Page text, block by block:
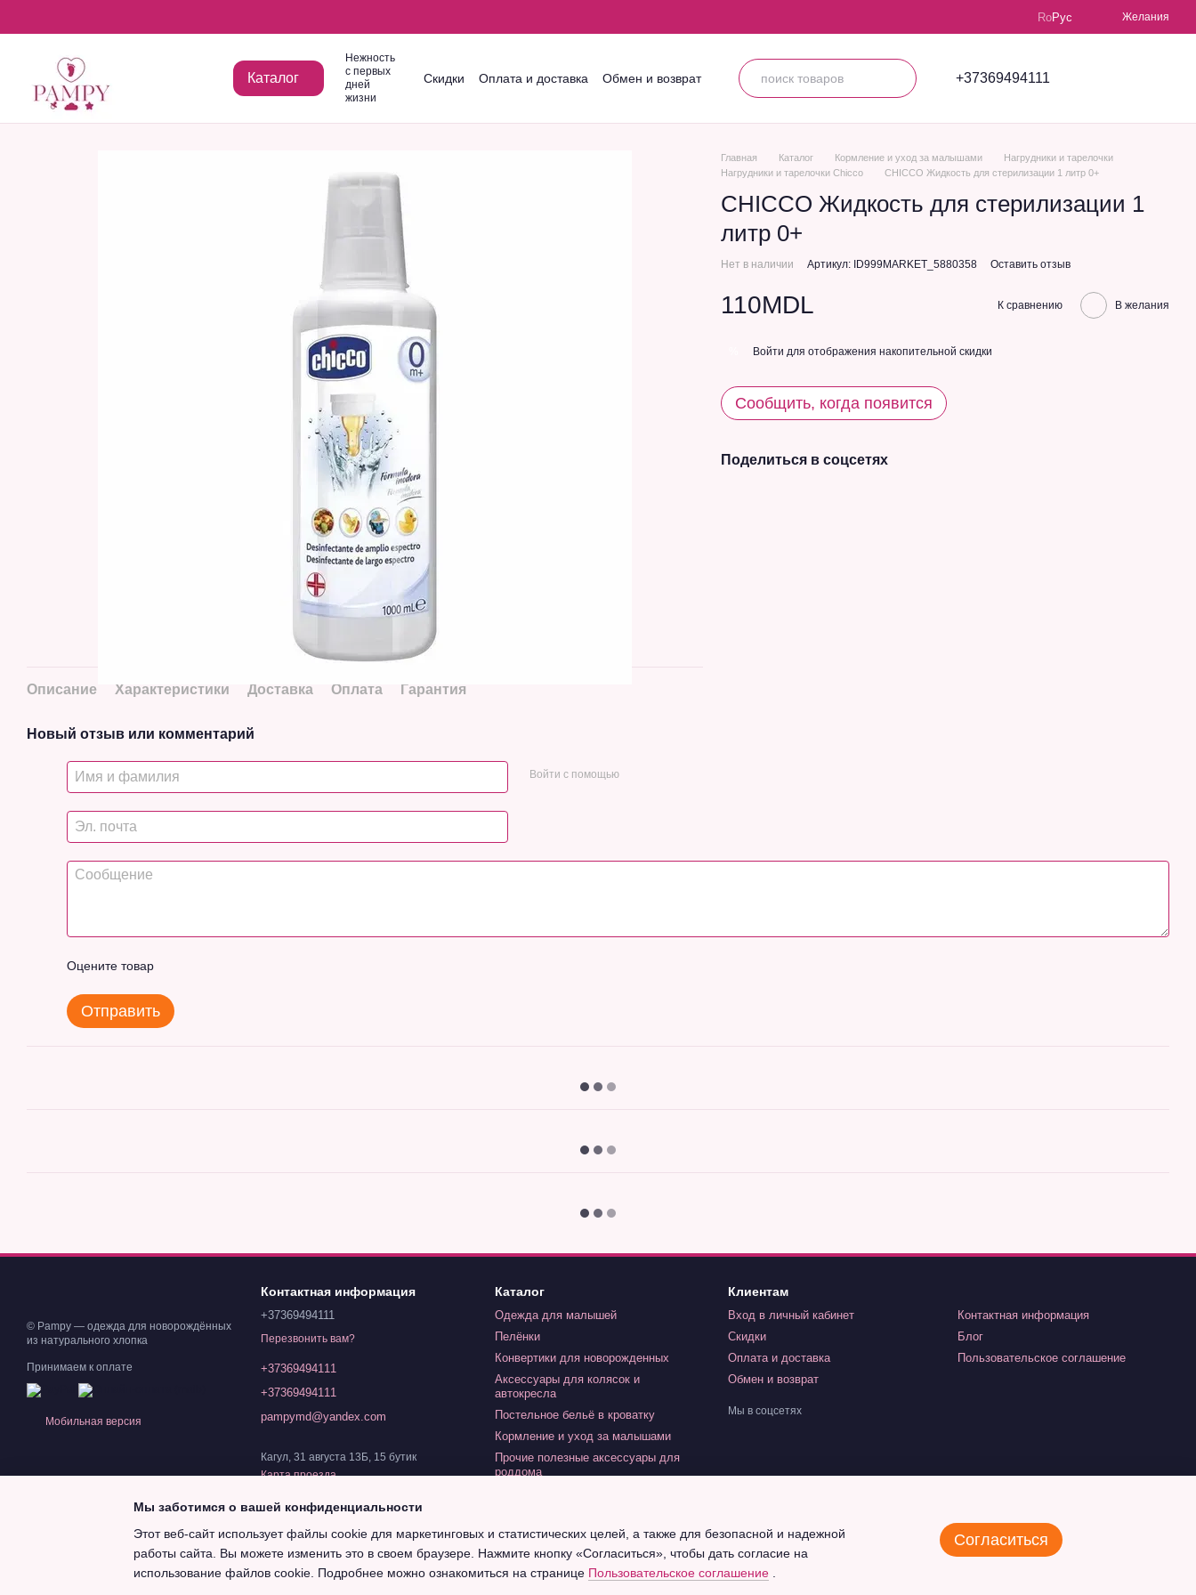
RoРус Желания
Каталог
Нежность
с первых
дней
жизни
Скидки Оплата и доставка
Обмен и возврат
+37369494111
Описание Характеристики Доставка Оплата Гарантия
Главная Каталог Кормление и уход за малышами
Нагрудники и тарелочки
Нагрудники и тарелочки Chicco
CHICCO Жидкость для стерилизации 1 литр 0+
CHICCO Жидкость для стерилизации 1
литр 0+
Нет в наличии Артикул: ID999MARKET_5880358 Оставить отзыв
110MDL К сравнению В желания
Войти для отображения накопительной скидки
Сообщить, когда появится
Поделиться в соцсетях
Новый отзыв или комментарий
Войти с помощью
Оцените товар
Отправить
© Pampy — одежда для новорождённых
из натурального хлопка
Принимаем к оплате
Мобильная версия
Контактная информация
+37369494111
Перезвонить вам?
+37369494111
+37369494111
pampymd@yandex.com
Кагул, 31 августа 13Б, 15 бутик
Карта проезда
Каталог
Одежда для малышей
Пелёнки
Конвертики для новорожденных
Аксессуары для колясок и
автокресла
Постельное бельё в кроватку
Кормление и уход за малышами
Прочие полезные аксессуары для
роддома
Крещение
Клиентам
Вход в личный кабинет
Скидки
Оплата и доставка
Обмен и возврат
Контактная информация
Блог
Пользовательское соглашение
Мы в соцсетях
Мы заботимся о вашей конфиденциальности
Этот веб-сайт использует файлы cookie для маркетинговых и статистических целей, а также для безопасной и надежной
работы сайта. Вы можете изменить это в своем браузере. Нажмите кнопку «Согласиться», чтобы дать согласие на
использование файлов cookie. Подробнее можно ознакомиться на странице Пользовательское соглашение
Согласиться